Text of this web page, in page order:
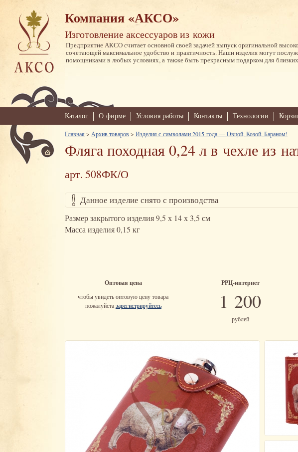
Компания «АКСО»
Изготовление аксессуаров из кожи
Предприятие АКСО считает основной своей задачей выпуск оригинальной
сочетающей максимальное удобство и практичность. Наши изделия могут
помощниками в любых условиях, а также быть прекрасным подарком для
Каталог О фирме Условия работы Контакты Технологии
Главная > Архив товаров> Изделия с символами 2015 года — Овцой, Козой, Бараном!
Фляга походная 0,24 л в чехле из
арт. 508ФК/О
Данное изделие снято с производства
Размер закрытого изделия 9,5 х 14 х 3,5 см
Масса изделия 0,15 кг
Оптовая цена
чтобы увидеть оптовую цену товара
пожалуйстазарегистрируйтесь
РРЦ-интернет
1 200
рублей